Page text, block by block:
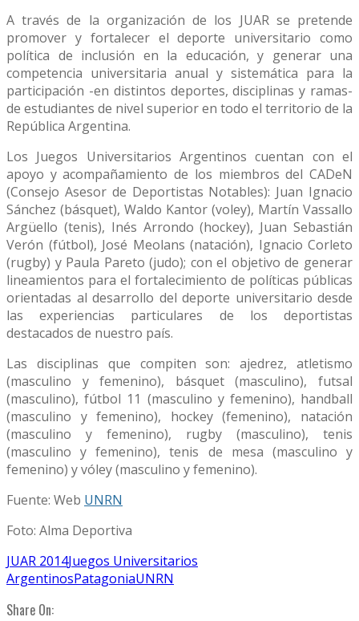
A través de la organización de los JUAR se pretende
promover y fortalecer el deporte universitario como
política de inclusión en la educación, y generar una
competencia universitaria anual y sistemática para la
participación -en distintos deportes, disciplinas y ramas-
de estudiantes de nivel superior en todo el territorio de la
República Argentina.
Los Juegos Universitarios Argentinos cuentan con el
apoyo y acompañamiento de los miembros del CADeN
(Consejo Asesor de Deportistas Notables): Juan Ignacio
Sánchez (básquet), Waldo Kantor (voley), Martín Vassallo
Argüello (tenis), Inés Arrondo (hockey), Juan Sebastián
Verón (fútbol), José Meolans (natación), Ignacio Corleto
(rugby) y Paula Pareto (judo); con el objetivo de generar
lineamientos para el fortalecimiento de políticas públicas
orientadas al desarrollo del deporte universitario desde
las experiencias particulares de los deportistas
destacados de nuestro país.
Las disciplinas que compiten son: ajedrez, atletismo
(masculino y femenino), básquet (masculino), futsal
(masculino), fútbol 11 (masculino y femenino), handball
(masculino y femenino), hockey (femenino), natación
(masculino y femenino), rugby (masculino), tenis
(masculino y femenino), tenis de mesa (masculino y
femenino) y vóley (masculino y femenino).
Fuente: Web UNRN
Foto: Alma Deportiva
JUAR 2014Juegos Universitarios
ArgentinosPatagoniaUNRN
Share On: